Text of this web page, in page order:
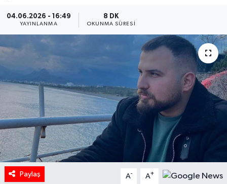
04.06.2026 - 16:49
YAYINLANMA
8 DK
OKUNMA SÜRESI
Paylaş A- A+
İlginç
KÜLTÜR SANAT
MAGAZİN
Oyun
POLİTİKA
RESMİ İLANLAR
SAĞLIK